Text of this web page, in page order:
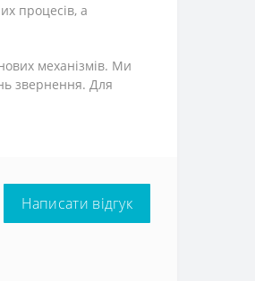
процесів, а
механізмів. Ми
звернення. Для
Написати відгук